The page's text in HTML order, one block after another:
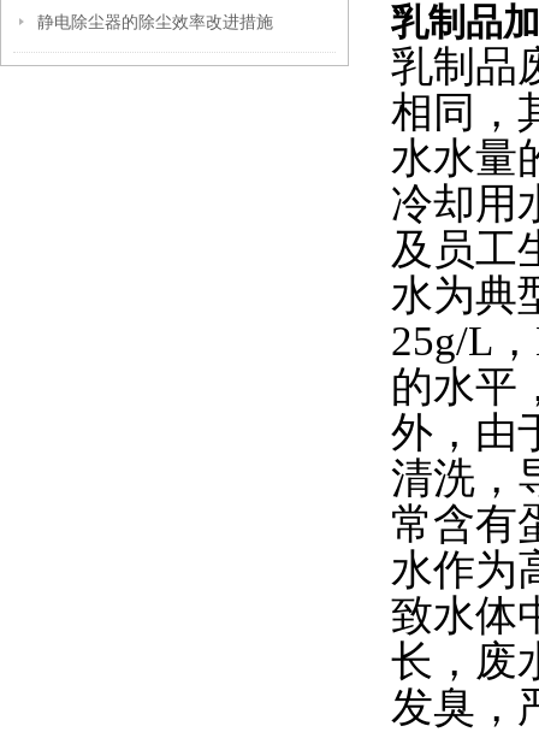
静电除尘器的除尘效率改进措施 乳制品
乳制品
相同，
水水量
冷却用
及员工
水为典
25g/L
的水平
外，由
清洗，
常含有
水作为
致水体
长，废
发臭，